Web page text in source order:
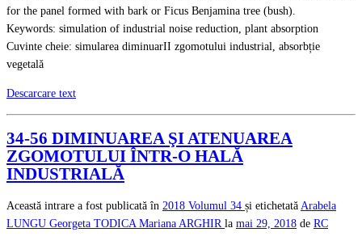
for the panel formed with bark or Ficus Benjamina tree (bush).
Keywords: simulation of industrial noise reduction, plant absorption
Cuvinte cheie: simularea diminuarII zgomotului industrial, absorbție
vegetalǎ
Descarcare text
34-56 DIMINUAREA ŞI ATENUAREA
ZGOMOTULUI ÎNTR-O HALĂ
INDUSTRIALĂ
Această intrare a fost publicată în 2018 Volumul 34 și etichetată Arabela
LUNGU Georgeta TODICA Mariana ARGHIR la mai 29, 2018 de RC